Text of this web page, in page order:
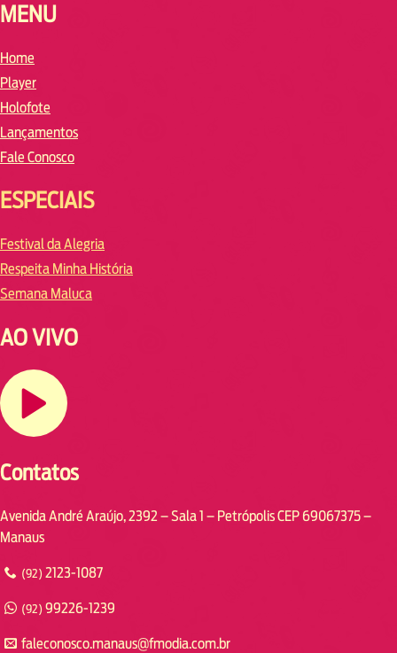
MENU
Home
Player
Holofote
Lançamentos
Fale Conosco
ESPECIAIS
Festival da Alegria
Respeita Minha História
Semana Maluca
AO VIVO
Contatos
Avenida André Araújo, 2392 – Sala 1 – Petrópolis CEP 69067375 –
Manaus
(92) 2123-1087
(92) 99226-1239
faleconosco.manaus@fmodia.com.br